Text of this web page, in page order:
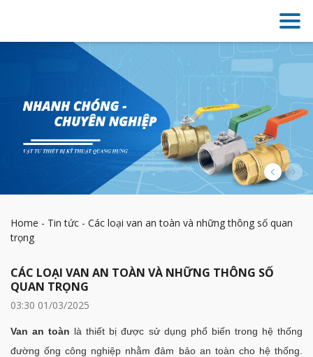
Home - Tin tức - Các loại van an toàn và những thông số quan
trọng
CÁC LOẠI VAN AN TOÀN VÀ NHỮNG THÔNG SỐ
QUAN TRỌNG
03:30 01/03/2025
Van an toàn là thiết bị được sử dụng phổ biến trong hệ thống
đường ống công nghiệp nhằm đảm bảo an toàn cho hệ thống.